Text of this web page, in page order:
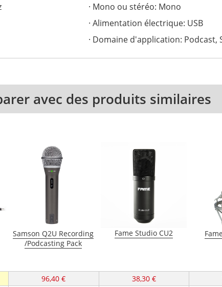
Mono ou stéréo: Mono
Alimentation électrique: USB
Domaine d'application: Podcast,
avec des produits similaires
Samson Q2U Recording
/Podcasting Pack
Fame Studio CU2
96,40 € 38,30 €